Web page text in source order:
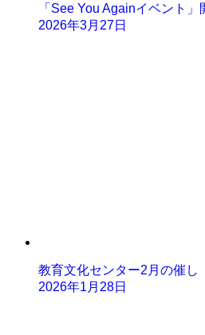
「See You Againイベント
2026年3月27日
教育文化センター2月の催し
2026年1月28日